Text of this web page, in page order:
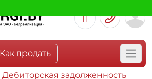
Как продать
Дебиторская задолженность